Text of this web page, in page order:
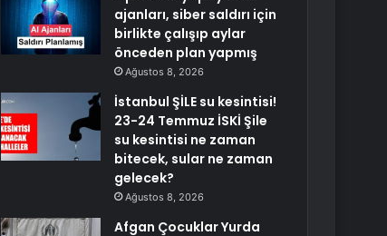
ajanları, siber saldırı için
birlikte çalışıp aylar
önceden plan yapmış
Ağustos 8, 2026
İstanbul ŞİLE su kesintisi!
23-24 Temmuz İSKİ Şile
su kesintisi ne zaman
bitecek, sular ne zaman
gelecek?
Ağustos 8, 2026
Afgan Çocuklar Yurda